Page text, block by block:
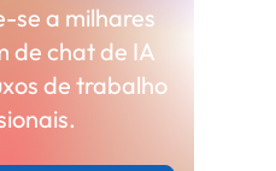
se a milhares
de chat de IA
de trabalho